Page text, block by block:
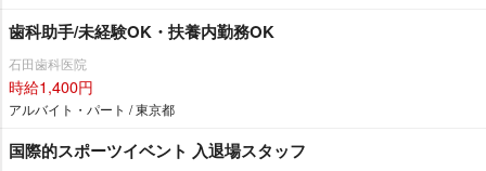
歯科助手/未経験OK・扶養内勤務OK
石田歯科医院
時給1,400円
アルバイト・パート / 東京都
国際的スポーツイベント 入退場スタッフ